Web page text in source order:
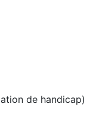
de handicap)